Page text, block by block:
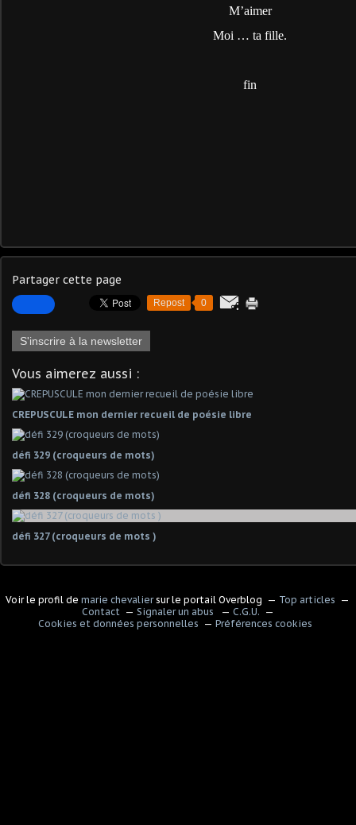
M’aimer
Moi … ta fille.
fin
Partager cette page
Repost 0
S'inscrire à la newsletter
Vous aimerez aussi :
CREPUSCULE mon dernier recueil de poésie libre
défi 329 (croqueurs de mots)
défi 328 (croqueurs de mots)
défi 327 (croqueurs de mots )
Voir le profil demarie chevaliersur le portail Overblog
Top articles
Contact
Signaler un abus
C.G.U.
Cookies et données personnelles
Préférences cookies